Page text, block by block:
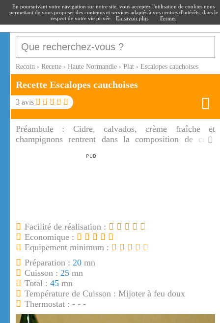
recoin.fr
Recoin › Recette › Haute Normandie › Plat › Escalopes cauchoises
Recette Escalopes cauchoises
3 avis
Préambule : Cidre, calvados, crème fraîche et
champignons rentrent dans la composition de cette
cauchoises sont tout simplement savoureuses.
Facilité de réalisation :
Economique :
Equipement minimum :
Préparation : 20 mn
Cuisson : 25 mn
Total : 45 mn
Température de Cuisson : Mijoter à feu doux
Thermostat : - - -
En poursuivant votre navigation sur notre site, vous acceptez l'utilisation de cookies nous
permettant de vous proposer des contenus et services adaptés à vos centres d'intérêts, dans le
respect de votre vie privée.
En savoir plus Fermer